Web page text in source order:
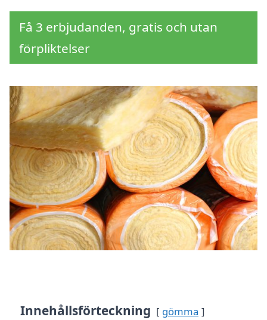
Få 3 erbjudanden, gratis och utan
förpliktelser
Innehållsförteckning gömma